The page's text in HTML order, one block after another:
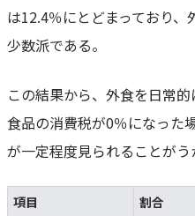
は12.4％にとどまっており
少数派である。
この結果から、外食を日常
食品の消費税が0％になった
が一定程度見られることがう
項目 割合